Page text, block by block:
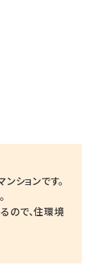
ションです。
ので、住環境